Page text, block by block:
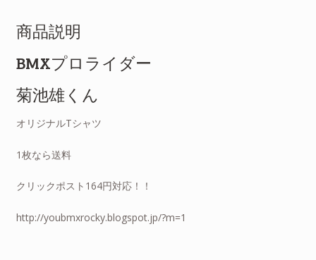
商品説明
BMXプロライダー
菊池雄くん
オリジナルTシャツ
1枚なら送料
クリックポスト164円対応！！
http://youbmxrocky.blogspot.jp/?m=1